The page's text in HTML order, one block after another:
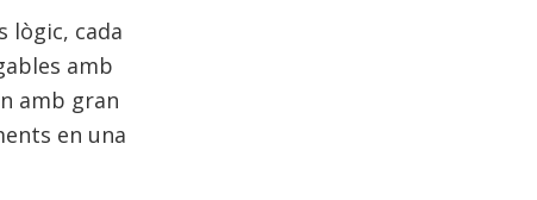
lògic, cada
amb
amb gran
en una